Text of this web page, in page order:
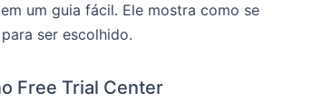
um guia fácil. Ele mostra como se
ser escolhido.
Free Trial Center